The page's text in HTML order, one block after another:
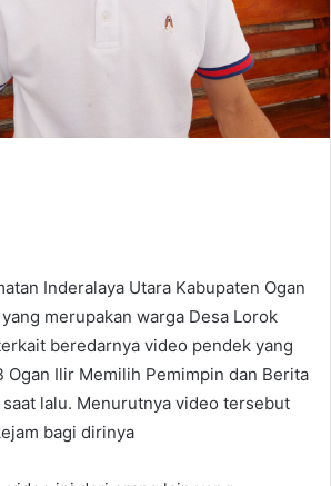
Inderalaya Utara Kabupaten Ogan
merupakan warga Desa Lorok
beredarnya video pendek yang
Ogan Ilir Memilih Pemimpin dan Berita
saat lalu. Menurutnya video tersebut
bagi dirinya